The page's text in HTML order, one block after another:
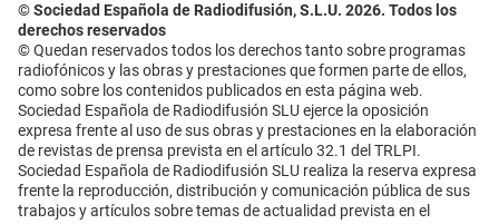
© Sociedad Española de Radiodifusión, S.L.U. 2026. Todos los
derechos reservados
© Quedan reservados todos los derechos tanto sobre programas
radiofónicos y las obras y prestaciones que formen parte de ellos,
como sobre los contenidos publicados en esta página web.
Sociedad Española de Radiodifusión SLU ejerce la oposición
expresa frente al uso de sus obras y prestaciones en la elaboración
de revistas de prensa prevista en el artículo 32.1 del TRLPI.
Sociedad Española de Radiodifusión SLU realiza la reserva expresa
frente la reproducción, distribución y comunicación pública de sus
trabajos y artículos sobre temas de actualidad prevista en el